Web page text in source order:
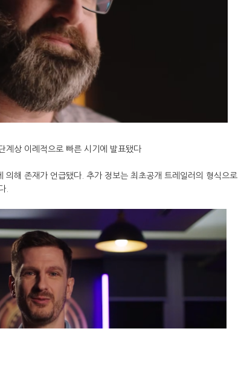
계상 이례적으로 빠른 시기에 발표됐다
의해 존재가 언급됐다. 추가 정보는 최초공개 트레일러의 형식으로
.​